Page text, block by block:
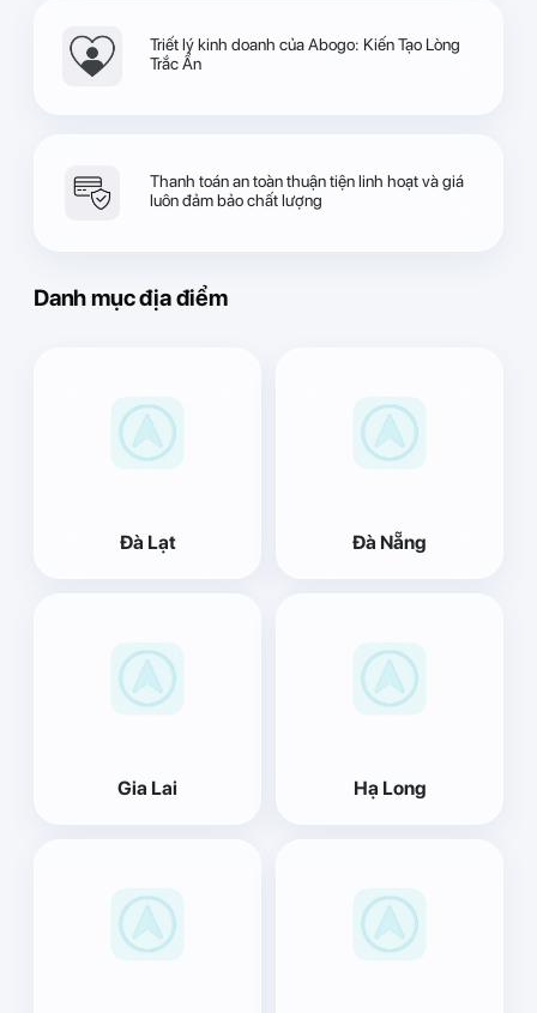
Triết lý kinh doanh của Abogo: Kiến Tạo Lòng
Trắc Ẩn
Thanh toán an toàn thuận tiện linh hoạt và giá
luôn đảm bảo chất lượng
Danh mục địa điểm
Đà Lạt Đà Nẵng
Gia Lai Hạ Long